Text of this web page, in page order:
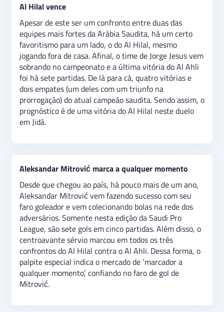
enquanto que o
liderança.O palpiteé de vitória do Al Hilal, que vem
se sobressaindo na Saudi Pro League. Além disso, há
a expectativa de que determinado jogador balance as
redes, indica uma aposta de“Aleksandar Mitrović
marca a qualquer momento”no jogo.
Al Hilal vence
Apesar de este ser um confronto entre duas das
equipes mais fortes da Arábia Saudita, há um certo
favoritismo para um lado, o do Al Hilal, mesmo
jogando fora de casa. Afinal, o time de Jorge Jesus vem
sobrando no campeonato e a última vitória do Al Ahli
foi há sete partidas. De lá para cá, quatro vitórias e
dois empates (um deles com um triunfo na
prorrogação) do atual campeão saudita. Sendo assim, o
prognóstico é de uma vitória do Al Hilal neste duelo
em Jidá.
Aleksandar Mitrović marca a qualquer momento
Desde que chegou ao país, há pouco mais de um ano,
Aleksandar Mitrović vem fazendo sucesso com seu
faro goleador e vem colecionando bolas na rede dos
adversários. Somente nesta edição da Saudi Pro
League, são sete gols em cinco partidas. Além disso, o
centroavante sérvio marcou em todos os três
confrontos do Al Hilal contra o Al Ahli. Dessa forma, o
palpite especial indica o mercado de ‘marcador a
qualquer momento’, confiando no faro de gol de
Mitrović.